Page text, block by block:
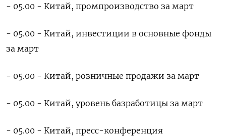
- 05.00 - Китай, промпроизводство за март
- 05.00 - Китай, инвестиции в основные фонды
за март
- 05.00 - Китай, розничные продажи за март
- 05.00 - Китай, уровень базработицы за март
- 05.00 - Китай, пресс-конференция